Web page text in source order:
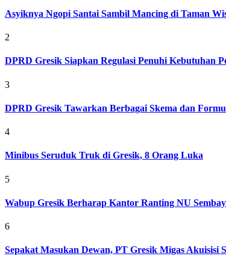
Asyiknya Ngopi Santai Sambil Mancing di Taman
2
DPRD Gresik Siapkan Regulasi Penuhi Kebutuhan
3
DPRD Gresik Tawarkan Berbagai Skema dan
4
Minibus Seruduk Truk di Gresik, 8 Orang Luka
5
Wabup Gresik Berharap Kantor Ranting NU
6
Sepakat Masukan Dewan, PT Gresik Migas Akuisisi